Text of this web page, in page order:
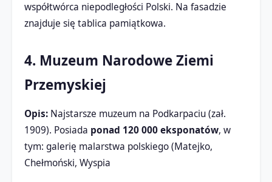
współtwórca niepodległości Polski. Na fasadzie
znajduje się tablica pamiątkowa.
4. Muzeum Narodowe Ziemi
Przemyskiej
Opis: Najstarsze muzeum na Podkarpaciu (zał.
1909). Posiada ponad 120 000 eksponatów, w
tym: galerię malarstwa polskiego (Matejko,
Chełmoński, Wyspia